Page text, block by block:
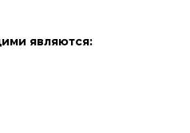
являются: